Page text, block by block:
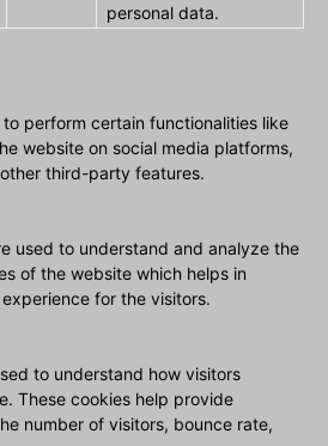
personal data.
perform certain functionalities like
website on social media platforms,
third-party features.
used to understand and analyze the
of the website which helps in
for the visitors.
to understand how visitors
These cookies help provide
number of visitors, bounce rate,